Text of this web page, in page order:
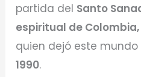
partida del Santo
espiritual de
quien dejó este
1990.